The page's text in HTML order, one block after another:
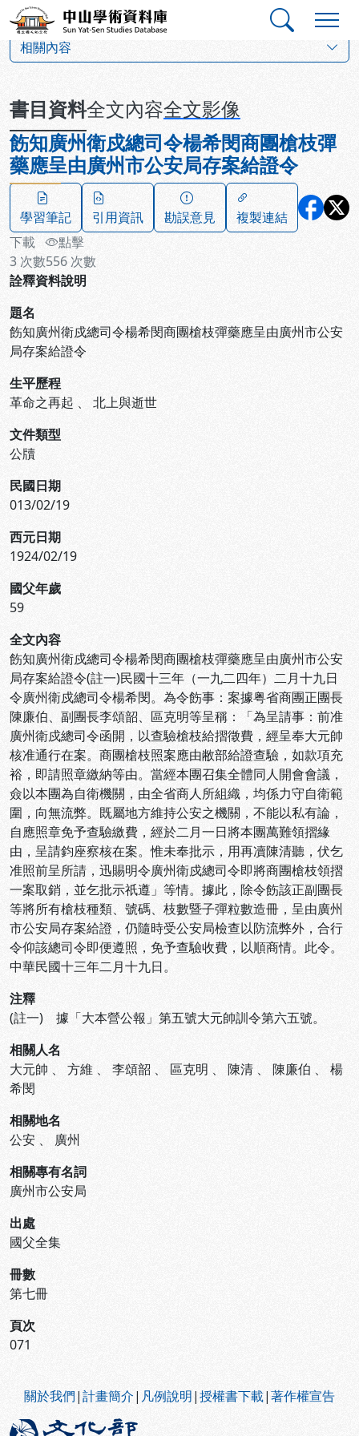
跳到主要內容
中山學術資料庫
相關內容
書目資料全文內容全文影像
飭知廣州衛戍總司令楊希閔商團槍枝彈
藥應呈由廣州市公安局存案給證令
學習筆記 引用資訊 勘誤意見
複製連結
下載
3 次數
點擊
556 次數
詮釋資料說明
題名
飭知廣州衛戍總司令楊希閔商團槍枝彈藥應呈由廣州市公安
局存案給證令
生平歷程
革命之再起 、 北上與逝世
文件類型
公牘
民國日期
013/02/19
西元日期
1924/02/19
國父年歲
59
全文內容
飭知廣州衛戍總司令楊希閔商團槍枝彈藥應呈由廣州市公安
局存案給證令(註一)民國十三年（一九二四年）二月十九日
令廣州衛戍總司令楊希閔。為令飭事：案據粤省商團正團長
陳廉伯、副團長李頌韶、區克明等呈稱：「為呈請事：前准
廣州衛戍總司令函開，以查驗槍枝給摺徵費，經呈奉大元帥
核准通行在案。商團槍枝照案應由敝部給證查驗，如款項充
裕，即請照章繳納等由。當經本團召集全體同人開會會議，
僉以本團為自衛機關，由全省商人所組織，均係力守自衛範
圍，向無流弊。既屬地方維持公安之機關，不能以私有論，
自應照章免予查驗繳費，經於二月一日將本團萬難領摺緣
由，呈請鈞座察核在案。惟未奉批示，用再凟陳清聽，伏乞
准照前呈所請，迅賜明令廣州衛戍總司令即將商團槍枝領摺
一案取銷，並乞批示祇遵」等情。據此，除令飭該正副團長
等將所有槍枝種類、號碼、枝數暨子彈粒數造冊，呈由廣州
市公安局存案給證，仍隨時受公安局檢查以防流弊外，合行
令仰該總司令即便遵照，免予查驗收費，以順商情。此令。
中華民國十三年二月十九日。
注釋
(註一) 據「大本營公報」第五號大元帥訓令第六五號。
相關人名
大元帥 、 方維 、 李頌韶 、 區克明 、 陳清 、 陳廉伯 、 楊
希閔
相關地名
公安 、 廣州
相關專有名詞
廣州市公安局
出處
國父全集
冊數
第七冊
頁次
071
關於我們|計畫簡介| 凡例說明|授權書下載|著作權宣告